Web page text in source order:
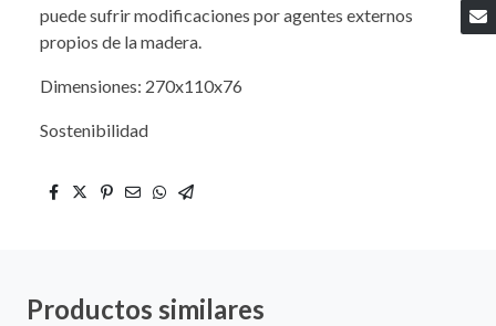
puede sufrir modificaciones por agentes externos
propios de la madera.
Dimensiones: 270x110x76
Sostenibilidad
Productos similares